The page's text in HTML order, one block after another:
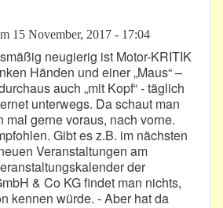
15 November, 2017 - 17:04
neugierig ist Motor-KRITIK
Händen und einer „Maus“ –
auch „mit Kopf“ - täglich
unterwegs. Da schaut man
mal gerne voraus, nach vorne.
Gibt es z.B. im nächsten
Veranstaltungen am
der
& Co KG findet man nichts,
kennen würde. - Aber hat da